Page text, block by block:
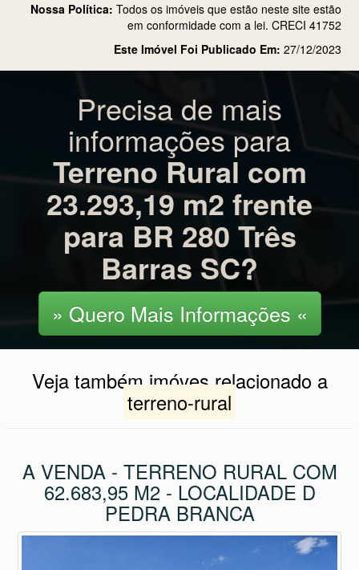
Nossa Política: Todos os imóveis que estão neste site estão
em conformidade com a lei. CRECI 41752
Este Imóvel Foi Publicado Em: 27/12/2023
Precisa de mais
informações para
Terreno Rural com
23.293,19 m2 frente
para BR 280 Três
Barras SC?
» Quero Mais Informações «
Veja também imóves relacionado a
terreno-rural
A VENDA - TERRENO RURAL COM
62.683,95 M2 - LOCALIDADE D
PEDRA BRANCA